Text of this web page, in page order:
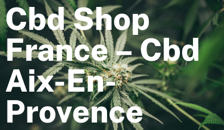
Cbd Shop
France – Cbd
Aix-En-
Provence